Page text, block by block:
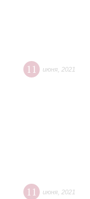
11 июня 2021
11 июня 2021